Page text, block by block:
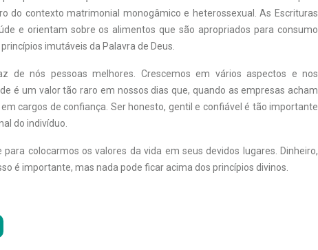
do contexto matrimonial monogâmico e heterossexual. As Escrituras
e orientam sobre os alimentos que são apropriados para consumo
imutáveis da Palavra de Deus.
de nós pessoas melhores. Crescemos em vários aspectos e nos
é um valor tão raro em nossos dias que, quando as empresas acham
cargos de confiança. Ser honesto, gentil e confiável é tão importante
do indivíduo.
colocarmos os valores da vida em seus devidos lugares. Dinheiro,
é importante, mas nada pode ficar acima dos princípios divinos.